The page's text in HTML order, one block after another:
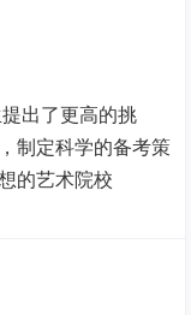
出了更高的挑
制定科学的备考策
的艺术院校